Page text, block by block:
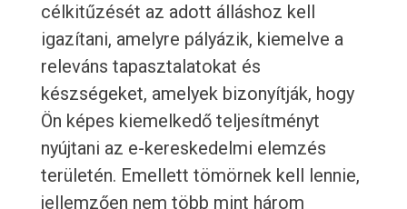
célkitűzését az adott álláshoz kell
igazítani, amelyre pályázik, kiemelve a
releváns tapasztalatokat és
készségeket, amelyek bizonyítják, hogy
Ön képes kiemelkedő teljesítményt
nyújtani az e-kereskedelmi elemzés
területén. Emellett tömörnek kell lennie,
jellemzően nem több mint három